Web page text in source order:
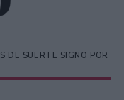
DE SUERTE SIGNO POR